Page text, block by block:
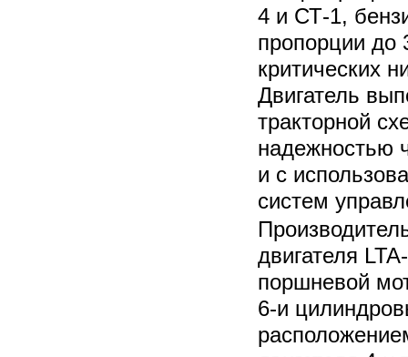
4 и СТ-1,
пропорции до
критических
Двигатель
тракторной
надежностью
и с
систем
двигателя
поршневой
6-и